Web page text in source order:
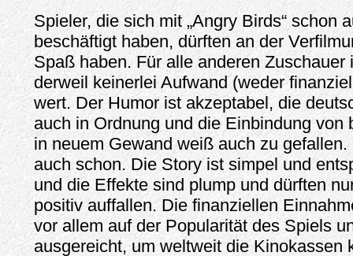
Spieler, die sich mit „Angry Birds“ schon
beschäftigt haben, dürften an der
Spaß haben. Für alle anderen Zuschauer
derweil keinerlei Aufwand (weder
wert. Der Humor ist akzeptabel, die
auch in Ordnung und die Einbindung von
in neuem Gewand weiß auch zu
auch schon. Die Story ist simpel und
und die Effekte sind plump und dürften
positiv auffallen. Die finanziellen
vor allem auf der Popularität des Spiels
ausgereicht, um weltweit die Kinokassen